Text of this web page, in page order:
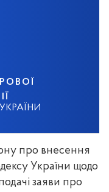
про внесення
України щодо
заяви про